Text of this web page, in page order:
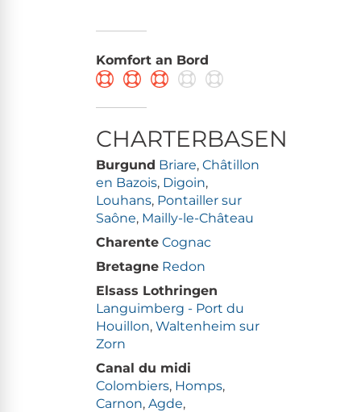
Komfort an Bord
CHARTERBASEN
Burgund Briare, Châtillon
en Bazois, Digoin,
Louhans, Pontailler sur
Saône, Mailly-le-Château
Charente Cognac
Bretagne Redon
Elsass Lothringen
Languimberg - Port du
Houillon, Waltenheim sur
Zorn
Canal du midi
Colombiers, Homps,
Carnon, Agde,